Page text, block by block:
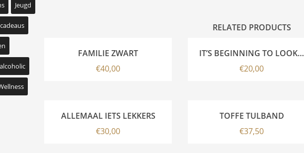
Jeugd
RELATED PRODUCTS
FAMILIE ZWART
€40,00
IT’S BEGINNING TO LOOK…
€20,00
ALLEMAAL IETS LEKKERS
€30,00
TOFFE TULBAND
€37,50